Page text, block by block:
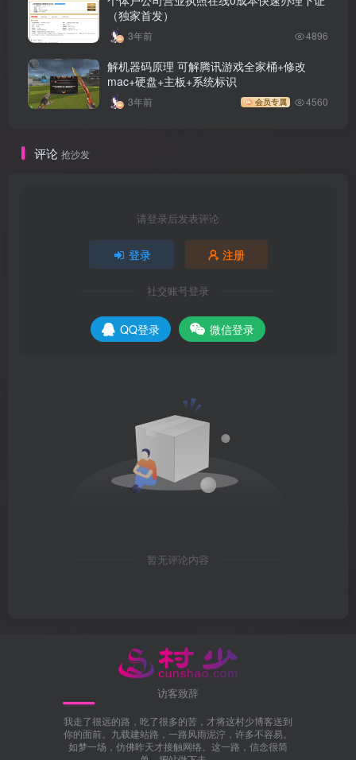
（独家首发）
3年前 4896
解机器码原理 可解腾讯游戏全家桶+修改
mac+硬盘+主板+系统标识
3年前 会员专属 4560
评论 抢沙发
请登录后发表评论
登录 注册
社交账号登录
QQ登录 微信登录
暂无评论内容
访客致辞
我走了很远的路，吃了很多的苦，才将这村少博客送到
你的面前。九载建站路，一路风雨泥泞，许多不容易。
如梦一场，仿佛昨天才接触网络。这一路，信念很简